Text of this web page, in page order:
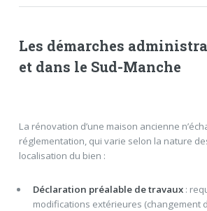
Les démarches
et dans le Sud-Manche
La rénovation d’une maison ancienne
réglementation, qui varie selon la nature
localisation du bien :
Déclaration préalable de travaux:
modifications extérieures (changement